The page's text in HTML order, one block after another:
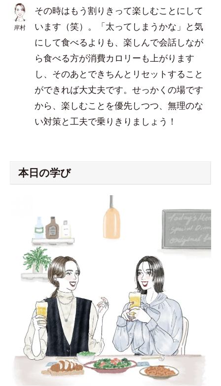
岸村
その時はもう割りきって楽しむことにして
います（笑）。「太ってしまうかな」と気
にして食べるよりも、楽しんで会話しなが
ら食べる方が消費カロリーも上がります
し、そのあとできちんとリセットすること
ができれば大丈夫です。せっかくの場です
から、楽しむことを優先しつつ、無理のな
い対策と工夫で乗りきりましょう！
本日の学び